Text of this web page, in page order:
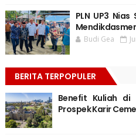
PLN UP3
Budi Gea
BERITA TERPOPULER
Benefit Kuliah di
Prospek Karir